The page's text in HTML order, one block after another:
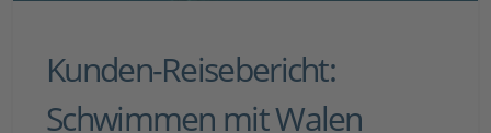
Kunden-Reisebericht:
Schwimmen mit Walen